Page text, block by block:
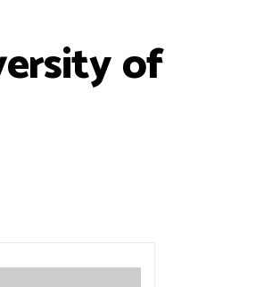
of